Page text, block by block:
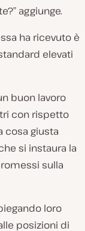
aggiunge.
ha ricevuto è
elevati
buon lavoro
con rispetto
cosa giusta
si instaura la
sulla
loro
posizioni di